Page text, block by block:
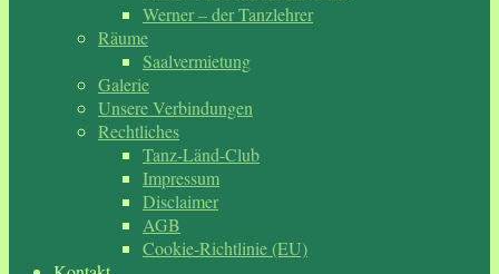
Werner – der Tanzlehrer
Räume
Saalvermietung
Galerie
Unsere Verbindungen
Rechtliches
Tanz-Länd-Club
Impressum
Disclaimer
AGB
Cookie-Richtlinie (EU)